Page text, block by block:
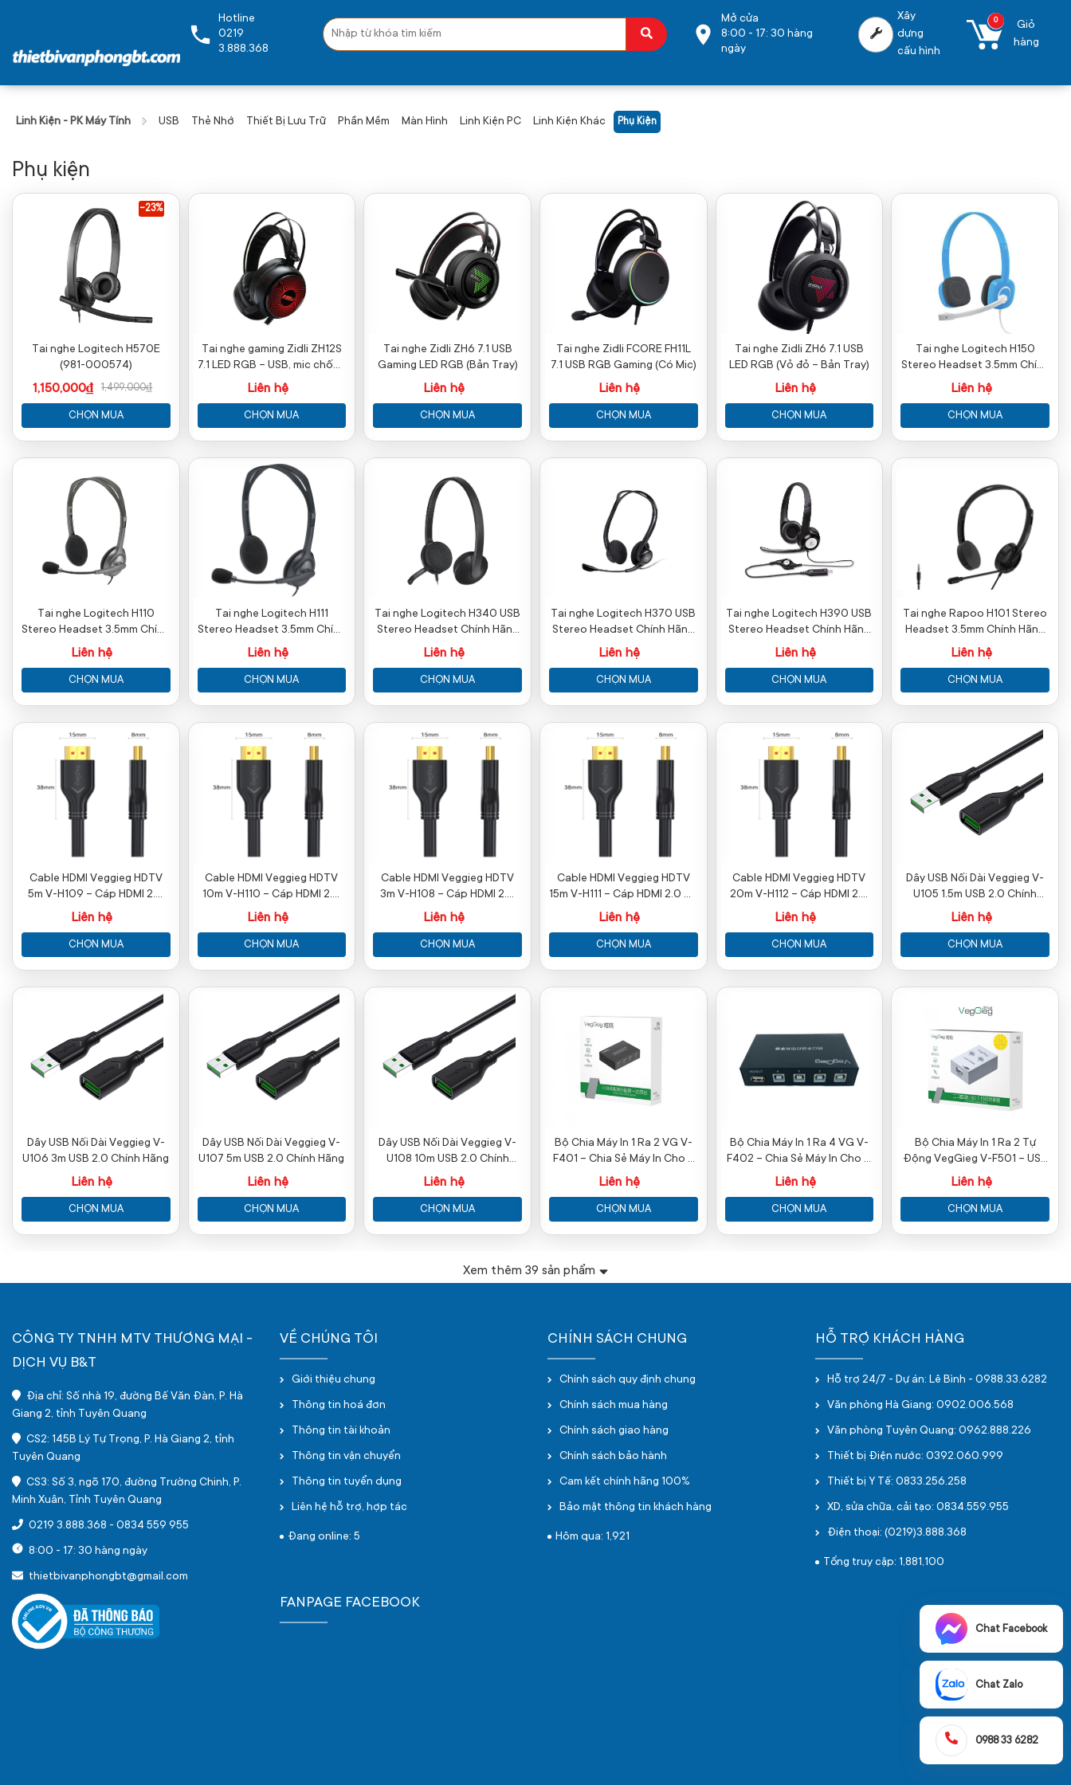
Hotline
0219
3.888.368
Mở cửa
8:00 - 17: 30 hàng
ngày
Xây
dựng
cấu hình
0
Giỏ
hàng
Linh Kiện - PK Máy Tính USB Thẻ Nhớ Thiết Bị Lưu Trữ Phần Mềm Màn Hình Linh Kiện PC Linh Kiện Khác Phụ Kiện
Phụ kiện
Tai nghe Logitech H570E
(981-000574)
1,150,000₫ 1,499,000₫
-23%
CHỌN MUA
Tai nghe gaming Zidli ZH12S
7.1 LED RGB – USB, mic chống
ồn
Liên hệ
CHỌN MUA
Tai nghe Zidli ZH6 7.1 USB
Gaming LED RGB (Bản Tray)
Liên hệ
CHỌN MUA
Tai nghe Zidli FCORE FH11L
7.1 USB RGB Gaming (Có Mic)
Liên hệ
CHỌN MUA
Tai nghe Zidli ZH6 7.1 USB
LED RGB (Vỏ đỏ – Bản Tray)
Liên hệ
CHỌN MUA
Tai nghe Logitech H150
Stereo Headset 3.5mm Chính
Hãng
Liên hệ
CHỌN MUA
Tai nghe Logitech H110
Stereo Headset 3.5mm Chính
Hãng
Liên hệ
CHỌN MUA
Tai nghe Logitech H111
Stereo Headset 3.5mm Chính
Hãng
Liên hệ
CHỌN MUA
Tai nghe Logitech H340 USB
Stereo Headset Chính Hãng
(Mic chống ồn)
Liên hệ
CHỌN MUA
Tai nghe Logitech H370 USB
Stereo Headset Chính Hãng
(Mic chống ồn)
Liên hệ
CHỌN MUA
Tai nghe Logitech H390 USB
Stereo Headset Chính Hãng
(Mic chống ồn)
Liên hệ
CHỌN MUA
Tai nghe Rapoo H101 Stereo
Headset 3.5mm Chính Hãng
(Có Mic)
Liên hệ
CHỌN MUA
Cable HDMI Veggieg HDTV
5m V-H109 – Cáp HDMI 2.0
4K60Hz Chính Hãng
Liên hệ
CHỌN MUA
Cable HDMI Veggieg HDTV
10m V-H110 – Cáp HDMI 2.0
4K Chính Hãng
Liên hệ
CHỌN MUA
Cable HDMI Veggieg HDTV
3m V-H108 – Cáp HDMI 2.0
4K60Hz Chính Hãng
Liên hệ
CHỌN MUA
Cable HDMI Veggieg HDTV
15m V-H111 – Cáp HDMI 2.0 4K
Chính Hãng
Liên hệ
CHỌN MUA
Cable HDMI Veggieg HDTV
20m V-H112 – Cáp HDMI 2.0
4K Chính Hãng
Liên hệ
CHỌN MUA
Dây USB Nối Dài Veggieg V-
U105 1.5m USB 2.0 Chính
Hãng
Liên hệ
CHỌN MUA
Dây USB Nối Dài Veggieg V-
U106 3m USB 2.0 Chính Hãng
Liên hệ
CHỌN MUA
Dây USB Nối Dài Veggieg V-
U107 5m USB 2.0 Chính Hãng
Liên hệ
CHỌN MUA
Dây USB Nối Dài Veggieg V-
U108 10m USB 2.0 Chính
Hãng
Liên hệ
CHỌN MUA
Bộ Chia Máy In 1 Ra 2 VG V-
F401 – Chia Sẻ Máy In Cho 2
Máy Tính
Liên hệ
CHỌN MUA
Bộ Chia Máy In 1 Ra 4 VG V-
F402 – Chia Sẻ Máy In Cho 4
Máy Tính
Liên hệ
CHỌN MUA
Bộ Chia Máy In 1 Ra 2 Tự
Động VegGieg V-F501 – USB
2.0 Chính Hãng
Liên hệ
CHỌN MUA
Xem thêm 39 sản phẩm
CÔNG TY TNHH MTV THƯƠNG MẠI -
DỊCH VỤ B&T
Địa chỉ: Số nhà 19, đường Bế Văn Đàn, P. Hà
Giang 2, tỉnh Tuyên Quang
CS2: 145B Lý Tự Trọng, P. Hà Giang 2, tỉnh
Tuyên Quang
CS3: Số 3, ngõ 170, đường Trường Chinh, P.
Minh Xuân, Tỉnh Tuyên Quang
0219 3.888.368 - 0834 559 955
8:00 - 17: 30 hàng ngày
thietbivanphongbt@gmail.com
VỀ CHÚNG TÔI
Giới thiệu chung
Thông tin hoá đơn
Thông tin tài khoản
Thông tin vận chuyển
Thông tin tuyển dụng
Liên hệ hỗ trợ, hợp tác
Đang online: 5
CHÍNH SÁCH CHUNG
Chính sách quy định chung
Chính sách mua hàng
Chính sách giao hàng
Chính sách bảo hành
Cam kết chính hãng 100%
Bảo mật thông tin khách hàng
Hôm qua: 1,921
HỖ TRỢ KHÁCH HÀNG
Hỗ trợ 24/7 - Dự án: Lê Bình - 0988.33.6282
Văn phòng Hà Giang: 0902.006.568
Văn phòng Tuyên Quang: 0962.888.226
Thiết bị Điện nước: 0392.060.999
Thiết bị Y Tế: 0833.256.258
XD, sửa chữa, cải tạo: 0834.559.955
Điện thoại: (0219)3.888.368
Tổng truy cập: 1,881,100
FANPAGE FACEBOOK
Chat Facebook
Chat Zalo
0988 33 6282